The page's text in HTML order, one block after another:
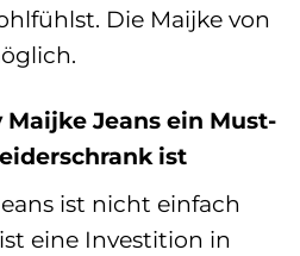
Die Maijke von
Jeans ein Must-
ist
ist nicht einfach
eine Investition in